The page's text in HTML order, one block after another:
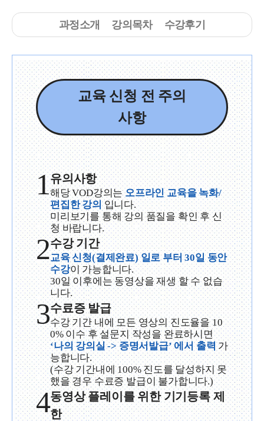
과정소개 강의목차 수강후기
교육 신청 전 주의
사항
1유의사항
해당 VOD강의는오프라인 교육을 녹화/
편집한 강의 입니다.
미리보기를 통해 강의 품질을 확인 후 신
청 바랍니다.
2수강 기간
교육 신청(결제완료) 일로 부터 30일 동안
수강이 가능합니다.
30일 이후에는 동영상을 재생 할 수 없습
니다.
3수료증 발급
수강 기간 내에 모든 영상의 진도율을 10
0% 이수 후 설문지 작성을 완료하시면
‘나의 강의실 -> 증명서발급’ 에서 출력가
능합니다.
(수강 기간내에 100% 진도를 달성하지 못
했을 경우 수료증 발급이 불가합니다.)
4동영상 플레이를 위한 기기등록 제
한